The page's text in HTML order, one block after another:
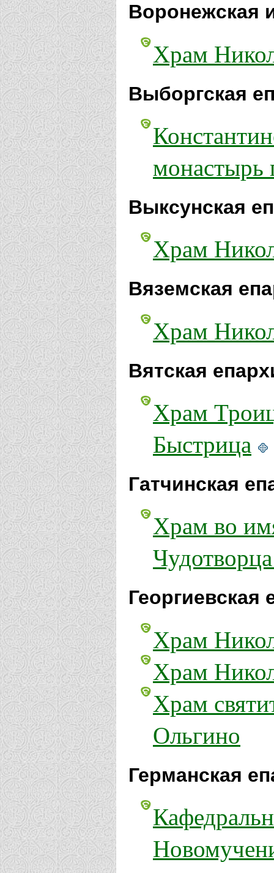
Воронежская
Храм
Выборгская
монастырь
Выксунская
Храм
Вяземская
Храм
Вятская
Храм
Быстрица
Гатчинская
Храм во
Георгиевская
Храм
Храм
Храм
Ольгино
Германская